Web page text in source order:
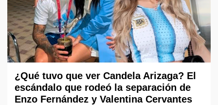
¿Qué tuvo que ver Candela Arizaga? El
escándalo que rodeó la separación de
Enzo Fernández y Valentina Cervantes